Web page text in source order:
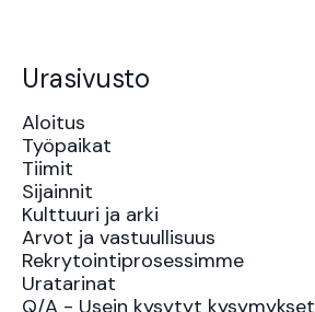
Urasivusto
Aloitus
Työpaikat
Tiimit
Sijainnit
Kulttuuri ja arki
Arvot ja vastuullisuus
Rekrytointiprosessimme
Uratarinat
Q/A - Usein kysytyt kysymykset